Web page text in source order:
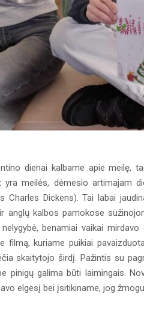
dienai kalbame apie meilę,
yra meilės, dėmesio artimajam
Charles Dickens). Tai labai
anglų kalbos pamokose
benamiai vaikai
filmą, kuriame puikiai
skaitytojo širdį. Pažintis su
pinigų galima būti laimingais.
elgesį bei įsitikiname, jog